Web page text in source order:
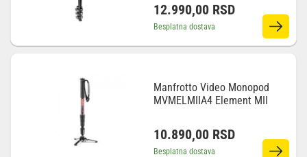
12.990,00 RSD
Besplatna dostava
Manfrotto Video Monopod
MVMELMIIA4 Element MII
10.890,00 RSD
Besplatna dostava